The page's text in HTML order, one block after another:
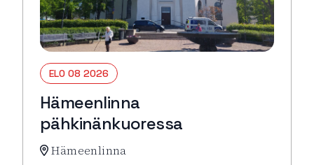
ELO 08 2026
Hämeenlinna
pähkinänkuoressa
Hämeenlinna